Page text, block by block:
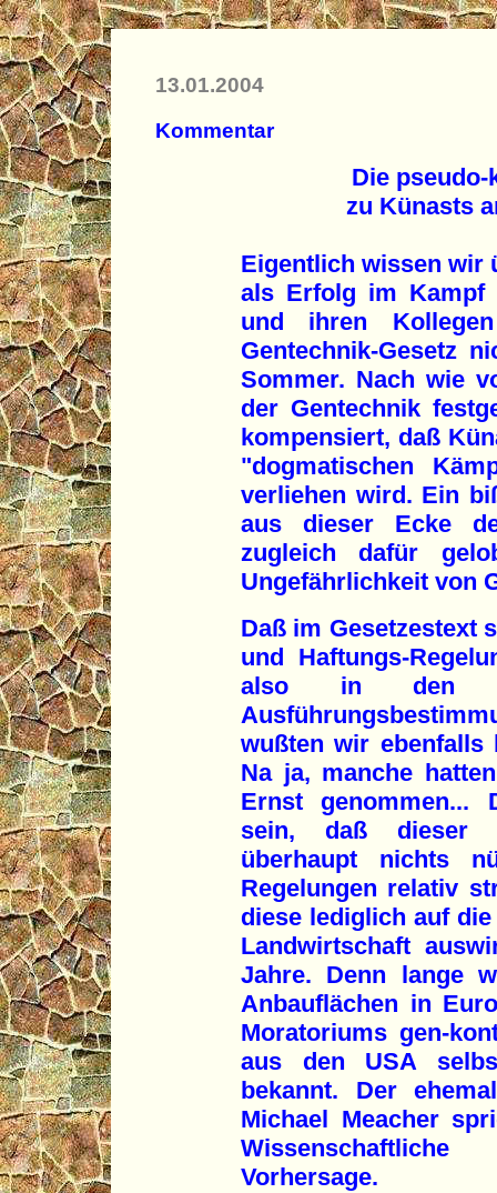
13.01.2004
Kommentar
Die
zu Künasts
Eigentlich wissen wir
als Erfolg im Kampf
und ihren
Gentechnik-Gesetz
Sommer. Nach wie
der Gentechnik
kompensiert, daß
"dogmatischen
verliehen wird. Ein
aus dieser Ecke
zugleich dafür
Ungefährlichkeit von
Daß im Gesetzestext
und Haftungs-
also in den
wußten wir ebenfalls
Na ja, manche
Ernst genommen...
sein, daß dieser
überhaupt nichts
Regelungen relativ
diese lediglich auf
Landwirtschaft
Jahre. Denn lange
Anbauflächen in
Moratoriums gen-
aus den USA
bekannt. Der
Michael Meacher
Vorhersage.